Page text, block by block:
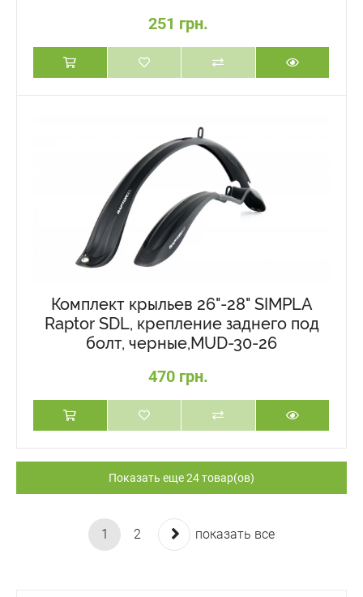
251 грн.
Комплект крыльев 26"-28" SIMPLA
Raptor SDL, крепление заднего под
болт, черные,MUD-30-26
470 грн.
Показать еще 24 товар(ов)
1 2 показать все